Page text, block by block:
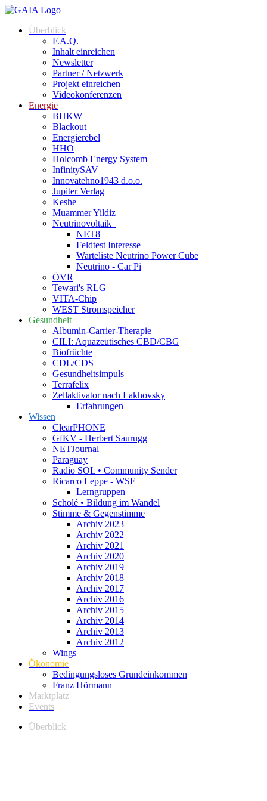
Überblick
F.A.Q.
Inhalt einreichen
Newsletter
Partner / Netzwerk
Projekt einreichen
Videokonferenzen
Energie
BHKW
Blackout
Energierebel
HHO
Holcomb Energy System
InfinitySAV
Innovatehno1943 d.o.o.
Jupiter Verlag
Keshe
Muammer Yildiz
Neutrinovoltaik
NET8
Feldtest Interesse
Warteliste Neutrino Power Cube
Neutrino - Car Pi
ÖVR
Tewari's RLG
VITA-Chip
WEST Stromspeicher
Gesundheit
Albumin-Carrier-Therapie
CILI: Aquazeutisches CBD/CBG
Biofrüchte
CDL/CDS
Gesundheitsimpuls
Terrafelix
Zellaktivator nach Lakhovsky
Erfahrungen
Wissen
ClearPHONE
GfKV - Herbert Saurugg
NETJournal
Paraguay
Radio SOL • Community Sender
Ricarco Leppe - WSF
Lerngruppen
Scholé • Bildung im Wandel
Stimme & Gegenstimme
Archiv 2023
Archiv 2022
Archiv 2021
Archiv 2020
Archiv 2019
Archiv 2018
Archiv 2017
Archiv 2016
Archiv 2015
Archiv 2014
Archiv 2013
Archiv 2012
Wings
Ökonomie
Bedingungsloses Grundeinkommen
Franz Hörmann
Marktplatz
Events
Überblick